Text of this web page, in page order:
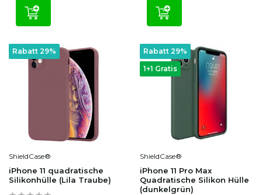
Rabatt 29%
ShieldCase®
iPhone 11 quadratische
Silikonhülle (Lila Traube)
1+1 Gratis
Rabatt 29%
ShieldCase®
iPhone 11 Pro Max
Quadratische Silikon Hülle
(dunkelgrün)